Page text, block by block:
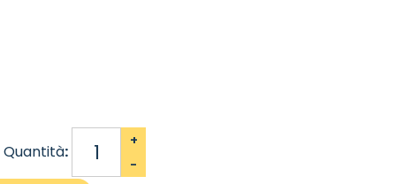
Quantità:
+
-